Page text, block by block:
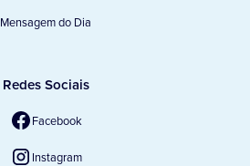
Mensagem do Dia
Redes Sociais
Facebook
Instagram